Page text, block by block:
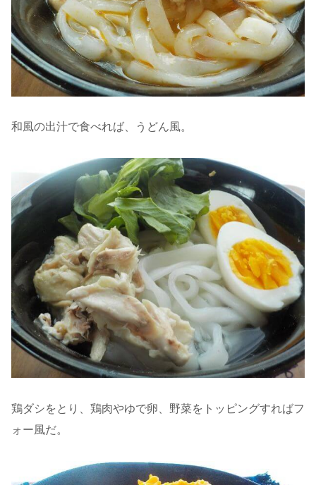
和風の出汁で食べれば、うどん風。
鶏ダシをとり、鶏肉やゆで卵、野菜をトッピングすればフ
ォー風だ。